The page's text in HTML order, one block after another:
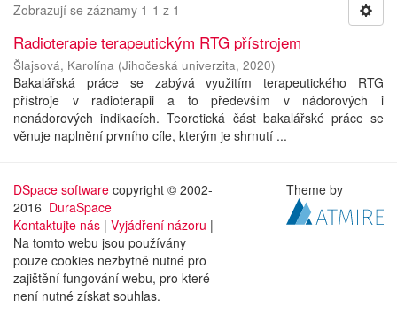
Zobrazují se záznamy 1-1 z 1
Radioterapie terapeutickým RTG přístrojem
Šlajsová, Karolína (Jihočeská univerzita, 2020)
Bakalářská práce se zabývá využitím terapeutického RTG
přístroje v radioterapii a to především v nádorových i
nenádorových indikacích. Teoretická část bakalářské práce se
věnuje naplnění prvního cíle, kterým je shrnutí ...
DSpace software copyright © 2002-
2016 DuraSpace
Kontaktujte nás | Vyjádření názoru |
Na tomto webu jsou používány
pouze cookies nezbytně nutné pro
zajištění fungování webu, pro které
není nutné získat souhlas.
Theme by